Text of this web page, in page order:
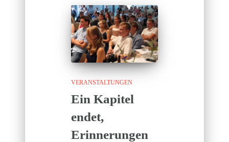
VERANSTALTUNGEN
Ein Kapitel
endet,
Erinnerungen